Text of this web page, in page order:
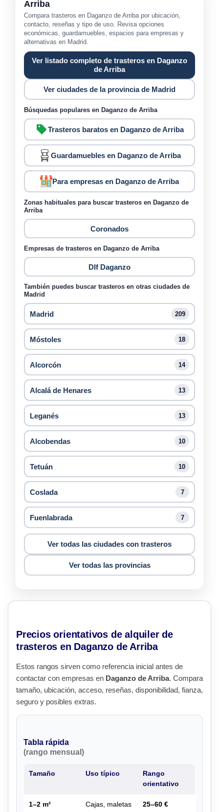
Arriba
Compara trasteros en Daganzo de Arriba por ubicación,
contacto, reseñas y tipo de uso. Revisa opciones
económicas, guardamuebles, espacios para empresas y
alternativas en Madrid.
Ver listado completo de trasteros en Daganzo
de Arriba
Ver ciudades de la provincia de Madrid
Búsquedas populares en Daganzo de Arriba
Trasteros baratos en Daganzo de Arriba
Guardamuebles en Daganzo de Arriba
Para empresas en Daganzo de Arriba
Zonas habituales para buscar trasteros en Daganzo de
Arriba
Coronados
Empresas de trasteros en Daganzo de Arriba
Dlf Daganzo
También puedes buscar trasteros en otras ciudades de
Madrid
Madrid 209
Móstoles 18
Alcorcón 14
Alcalá de Henares 13
Leganés 13
Alcobendas 10
Tetuán 10
Coslada 7
Fuenlabrada 7
Ver todas las ciudades con trasteros
Ver todas las provincias
Precios orientativos de alquiler de
trasteros en Daganzo de Arriba
Estos rangos sirven como referencia inicial antes de
contactar con empresas en Daganzo de Arriba. Compara
tamaño, ubicación, acceso, reseñas, disponibilidad, fianza,
seguro y posibles extras.
Tabla rápida
(rango mensual)
Tamaño Uso típico
Rango
orientativo
1–2 m² Cajas, maletas 25–60 €